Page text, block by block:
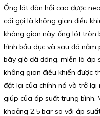
Ống lót đàn hồi cao được
cái gọi là không gian điều
không gian này, ống lót tròn
hình bầu dục và sau đó nằm
bây giờ đã đóng, miễn là áp
không gian điều khiển được
đặt lại của chính nó và trở
giúp của áp suất trung bình.
khoảng 2,5 bar so với áp